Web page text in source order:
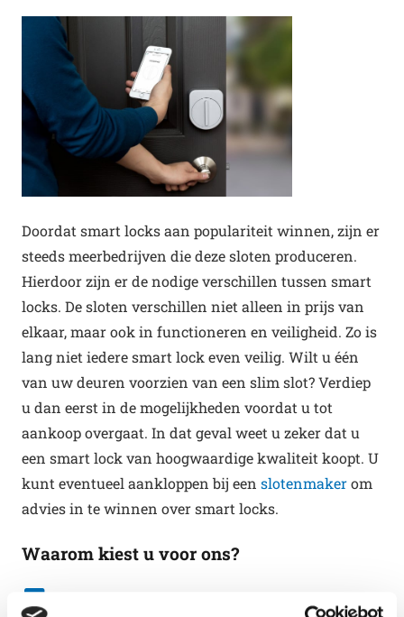
Doordat smart locks aan populariteit winnen, zijn er
steeds meerbedrijven die deze sloten produceren.
Hierdoor zijn er de nodige verschillen tussen smart
locks. De sloten verschillen niet alleen in prijs van
elkaar, maar ook in functioneren en veiligheid. Zo is
lang niet iedere smart lock even veilig. Wilt u één
van uw deuren voorzien van een slim slot? Verdiep
u dan eerst in de mogelijkheden voordat u tot
aankoop overgaat. In dat geval weet u zeker dat u
een smart lock van hoogwaardige kwaliteit koopt. U
kunt eventueel aankloppen bij een slotenmakerom
advies in te winnen over smart locks.
Waarom kiest u voor ons?